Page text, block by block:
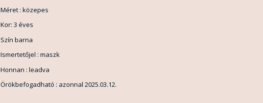
Méret : közepes
Kor: 3 éves
Szín barna
Ismertetőjel : maszk
Honnan : leadva
Örökbefogadható : azonnal 2025.03.12.